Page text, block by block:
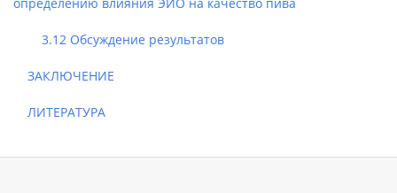
3.12 Обсуждение результатов
ЗАКЛЮЧЕНИЕ
ЛИТЕРАТУРА